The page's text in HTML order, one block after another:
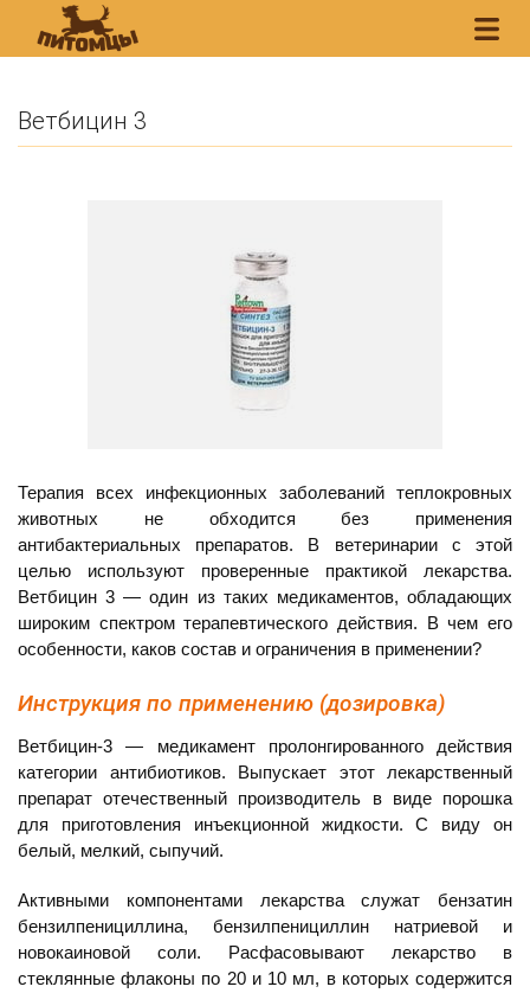
Ветбицин 3
Терапия всех инфекционных заболеваний теплокровных
животных не обходится без применения
антибактериальных препаратов. В ветеринарии с этой
целью используют проверенные практикой лекарства.
Ветбицин 3 — один из таких медикаментов, обладающих
широким спектром терапевтического действия. В чем его
особенности, каков состав и ограничения в применении?
Инструкция по применению (дозировка)
Ветбицин-3 — медикамент пролонгированного действия
категории антибиотиков. Выпускает этот лекарственный
препарат отечественный производитель в виде порошка
для приготовления инъекционной жидкости. С виду он
белый, мелкий, сыпучий.
Активными компонентами лекарства служат бензатин
бензилпенициллина, бензилпенициллин натриевой и
новокаиновой соли. Расфасовывают лекарство в
стеклянные флаконы по 20 и 10 мл, в которых содержится